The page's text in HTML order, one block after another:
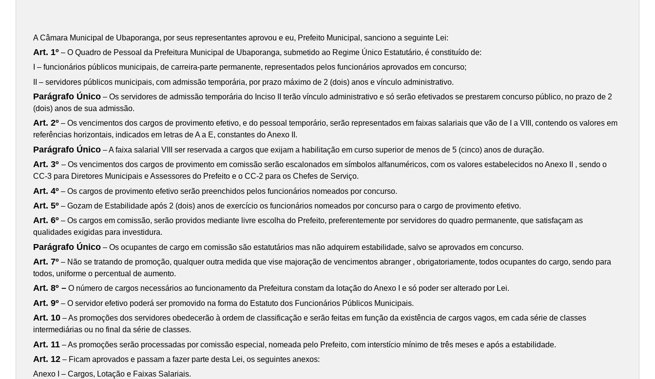
A Câmara Municipal de Ubaporanga, por seus representantes aprovou e eu, Prefeito Municipal, sanciono a seguinte Lei:
Art. 1º – O Quadro de Pessoal da Prefeitura Municipal de Ubaporanga, submetido ao Regime Único Estatutário, é constituído de:
I – funcionários públicos municipais, de carreira-parte permanente, representados pelos funcionários aprovados em concurso;
II – servidores públicos municipais, com admissão temporária, por prazo máximo de 2 (dois) anos e vínculo administrativo.
Parágrafo Único – Os servidores de admissão temporária do Inciso II terão vínculo administrativo e só serão efetivados se prestarem concurso público, no prazo de 2
(dois) anos de sua admissão.
Art. 2º – Os vencimentos dos cargos de provimento efetivo, e do pessoal temporário, serão representados em faixas salariais que vão de I a VIII, contendo os valores em
referências horizontais, indicados em letras de A a E, constantes do Anexo II.
Parágrafo Único – A faixa salarial VIII ser reservada a cargos que exijam a habilitação em curso superior de menos de 5 (cinco) anos de duração.
Art. 3º– Os vencimentos dos cargos de provimento em comissão serão escalonados em símbolos alfanuméricos, com os valores estabelecidos no Anexo II , sendo o
CC-3 para Diretores Municipais e Assessores do Prefeito e o CC-2 para os Chefes de Serviço.
Art. 4º – Os cargos de provimento efetivo serão preenchidos pelos funcionários nomeados por concurso.
Art. 5º – Gozam de Estabilidade após 2 (dois) anos de exercício os funcionários nomeados por concurso para o cargo de provimento efetivo.
Art. 6º – Os cargos em comissão, serão providos mediante livre escolha do Prefeito, preferentemente por servidores do quadro permanente, que satisfaçam as
qualidades exigidas para investidura.
Parágrafo Único – Os ocupantes de cargo em comissão são estatutários mas não adquirem estabilidade, salvo se aprovados em concurso.
Art. 7º – Não se tratando de promoção, qualquer outra medida que vise majoração de vencimentos abranger , obrigatoriamente, todos ocupantes do cargo, sendo para
todos, uniforme o percentual de aumento.
Art. 8º – O número de cargos necessários ao funcionamento da Prefeitura constam da lotação do Anexo I e só poder ser alterado por Lei.
Art. 9º – O servidor efetivo poderá ser promovido na forma do Estatuto dos Funcionários Públicos Municipais.
Art. 10 – As promoções dos servidores obedecerão à ordem de classificação e serão feitas em função da existência de cargos vagos, em cada série de classes
intermediárias ou no final da série de classes.
Art. 11 – As promoções serão processadas por comissão especial, nomeada pelo Prefeito, com interstício mínimo de três meses e após a estabilidade.
Art. 12 – Ficam aprovados e passam a fazer parte desta Lei, os seguintes anexos:
Anexo I – Cargos, Lotação e Faixas Salariais.